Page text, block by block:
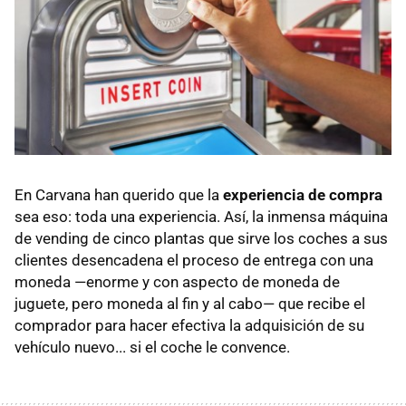
En Carvana han querido que la experiencia de compra
sea eso: toda una experiencia. Así, la inmensa máquina
de vending de cinco plantas que sirve los coches a sus
clientes desencadena el proceso de entrega con una
moneda —enorme y con aspecto de moneda de
juguete, pero moneda al fin y al cabo— que recibe el
comprador para hacer efectiva la adquisición de su
vehículo nuevo... si el coche le convence.